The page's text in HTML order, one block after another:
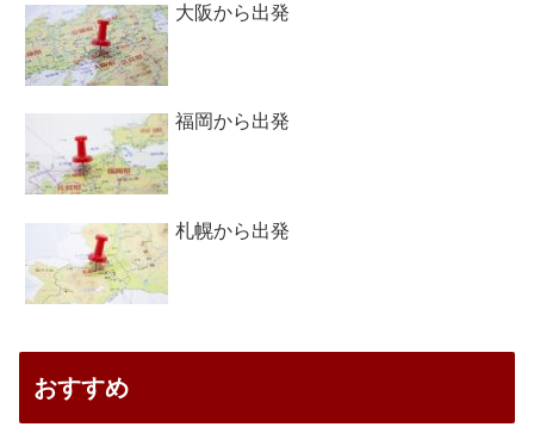
大阪から出発
福岡から出発
札幌から出発
おすすめ